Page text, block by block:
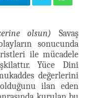
olsun) Savaş
sonucunda
ile mücadele
Yüce Dini
değerlerini
ilan eden